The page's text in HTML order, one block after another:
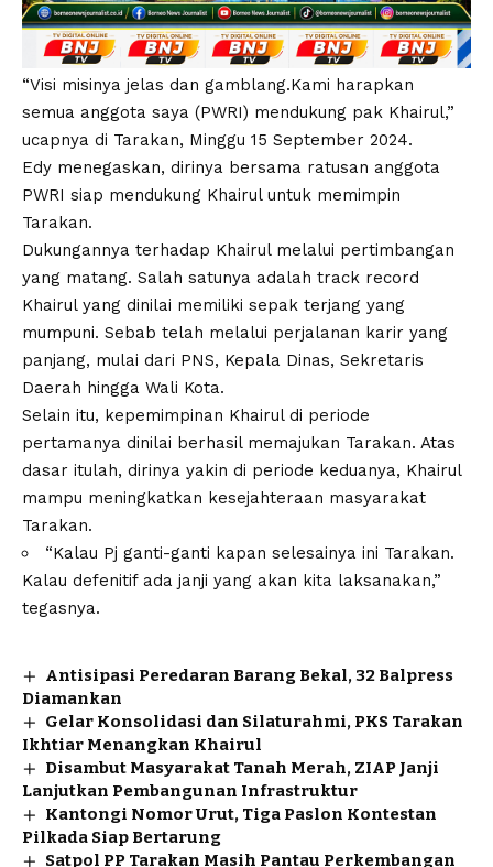
“Visi misinya jelas dan gamblang.Kami harapkan
semua anggota saya (PWRI) mendukung pak Khairul,”
ucapnya di Tarakan, Minggu 15 September 2024.
Edy menegaskan, dirinya bersama ratusan anggota
PWRI siap mendukung Khairul untuk memimpin
Tarakan.
Dukungannya terhadap Khairul melalui pertimbangan
yang matang. Salah satunya adalah track record
Khairul yang dinilai memiliki sepak terjang yang
mumpuni. Sebab telah melalui perjalanan karir yang
panjang, mulai dari PNS, Kepala Dinas, Sekretaris
Daerah hingga Wali Kota.
Selain itu, kepemimpinan Khairul di periode
pertamanya dinilai berhasil memajukan Tarakan. Atas
dasar itulah, dirinya yakin di periode keduanya, Khairul
mampu meningkatkan kesejahteraan masyarakat
Tarakan.
“Kalau Pj ganti-ganti kapan selesainya ini Tarakan.
Kalau defenitif ada janji yang akan kita laksanakan,”
tegasnya.
Antisipasi Peredaran Barang Bekal, 32 Balpress
Diamankan
Gelar Konsolidasi dan Silaturahmi, PKS Tarakan
Ikhtiar Menangkan Khairul
Disambut Masyarakat Tanah Merah, ZIAP Janji
Lanjutkan Pembangunan Infrastruktur
Kantongi Nomor Urut, Tiga Paslon Kontestan
Pilkada Siap Bertarung
Satpol PP Tarakan Masih Pantau Perkembangan